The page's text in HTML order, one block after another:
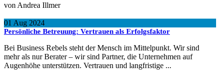
von Andrea Illmer
01 Aug 2024
Persönliche Betreuung: Vertrauen als Erfolgsfaktor
Bei Business Rebels steht der Mensch im Mittelpunkt. Wir sind
mehr als nur Berater – wir sind Partner, die Unternehmen auf
Augenhöhe unterstützen. Vertrauen und langfristige ...